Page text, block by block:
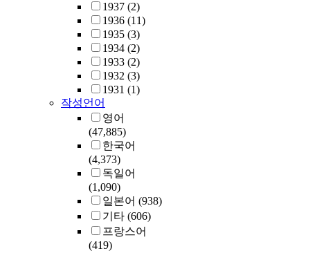
1937 (2)
1936 (11)
1935 (3)
1934 (2)
1933 (2)
1932 (3)
1931 (1)
작성언어
영어
(47,885)
한국어
(4,373)
독일어
(1,090)
일본어 (938)
기타 (606)
프랑스어
(419)